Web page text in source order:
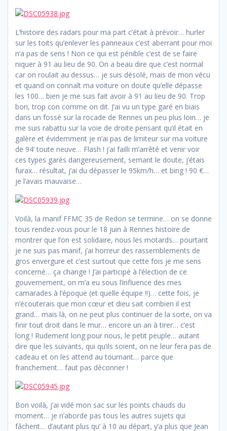
L’histoire des radars pour ma part c’était à prévoir… hurler
sur les toits qu’enlever les panneaux c’est aberrant pour moi
n’a pas de sens ! Non ce qui est pénible c’est de se faire
niquer à 91 au lieu de 90. On a beau dire que c’est normal
car on roulait au dessus… je suis désolé, mais de mon vécu
et quand on connaît ma voiture on doute qu’elle dépasse
les 100… bien je me suis fait avoir à 91 au lieu de 90. Trop
bon, trop con comme on dit. J’ai vu un type garé en biais
dans un fossé sur la rocade de Rennes un peu plus loin… je
me suis rabattu sur la voie de droite pensant qu’il était en
galère et évidemment je n’ai pas de limiteur sur ma voiture
de 94’ toute neuve… Flash ! j’ai failli m’arrêté et venir voir
ces types garés dangereusement, semant le doute, j’étais
furax… résultat, j’ai du dépasser le 95km/h… et bing ! 90 €…
je l’avais mauvaise…
Voilà, la manif FFMC 35 de Redon se termine… on se donne
tous rendez-vous pour le 18 juin à Rennes histoire de
montrer que l’on est solidaire, nous les motards… pourtant
je ne suis pas manif, j’ai horreur des rassemblements de
gros envergure et c’est surtout que cette fois je me sens
concerné… ça change ! J’ai participé à l’élection de ce
gouvernement, on m’a eu sous l’influence des mes
camarades à l’époque (et quelle équipe !!)… cette fois, je
n’écouterais que mon cœur et dieu sait combien il est
grand… mais là, on ne peut plus continuer de la sorte, on va
finir tout droit dans le mur… encore un an à tirer… c’est
long ! Rudement long pour nous, le petit peuple… autant
dire que les suivants, qui qu’ils soient, on ne leur fera pas de
cadeau et on les attend au tournant… parce que
franchement… faut pas déconner !
Bon voilà, j’ai vidé mon sac sur les points chauds du
moment… je n’aborde pas tous les autres sujets qui
fâchent… d’autant plus qu’ à 10 au départ, y’a plus que Jean